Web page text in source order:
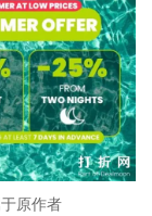
原作者